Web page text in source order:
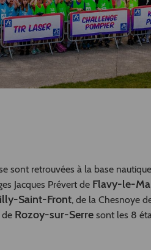
sont retrouvées à la base
Jacques Prévert de Flavy-le-
Saint-Front, de la Chesnoye
de Rozoy-sur-Serre sont les 8